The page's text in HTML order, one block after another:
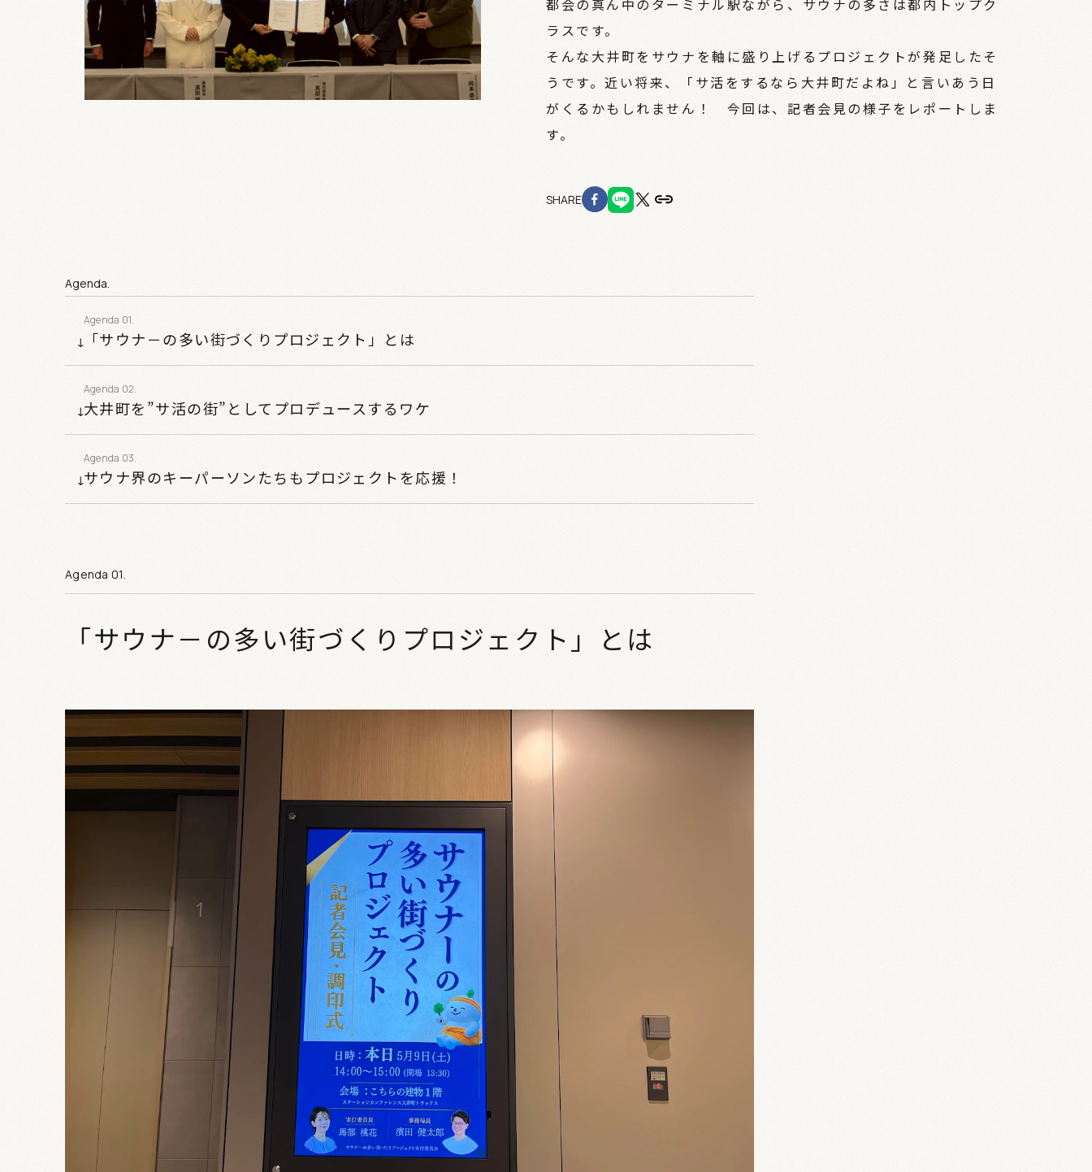
都会の真ん中のターミナル駅ながら、サウナの多さは都内トップク
ラスです。
そんな大井町をサウナを軸に盛り上げるプロジェクトが発足したそ
うです。近い将来、「サ活をするなら大井町だよね」と言いあう日
がくるかもしれません！ 今回は、記者会見の様子をレポートしま
す。
SHARE
Agenda.
「サウナ－の多い街づくりプロジェクト」とは
大井町を”サ活の街”としてプロデュースするワケ
サウナ界のキーパーソンたちもプロジェクトを応援！
「サウナ－の多い街づくりプロジェクト」とは